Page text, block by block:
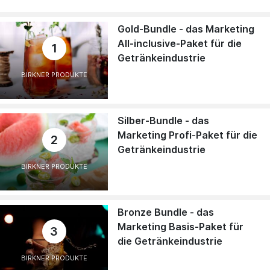
1
BIRKNER PRODUKTE
Gold-Bundle - das Marketing
All-inclusive-Paket für die
Getränkeindustrie
2
BIRKNER PRODUKTE
Silber-Bundle - das
Marketing Profi-Paket für die
Getränkeindustrie
3
BIRKNER PRODUKTE
Bronze Bundle - das
Marketing Basis-Paket für
die Getränkeindustrie